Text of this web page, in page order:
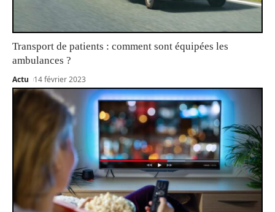
Transport de patients : comment sont équipées les
ambulances ?
Actu 14 février 2023